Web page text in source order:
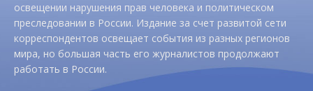
освещении нарушения прав человека и политическом
преследовании в России. Издание за счет развитой сети
корреспондентов освещает события из разных регионов
мира, но большая часть его журналистов продолжают
работать в России.